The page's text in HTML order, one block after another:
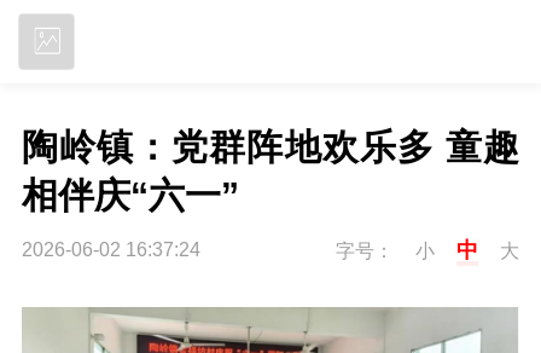
陶岭镇：党群阵地欢乐多 童趣
相伴庆“六一”
2026-06-02 16:37:24 字号： 小 中 大